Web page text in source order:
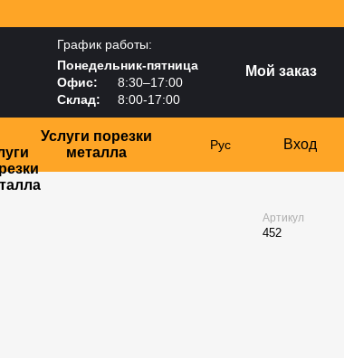
График работы:
Понедельник-пятница
Офис:
8:30–17:00
Склад:
8:00-17:00
Мой заказ
Услуги порезки
металла
Рус Вход
Артикул
452